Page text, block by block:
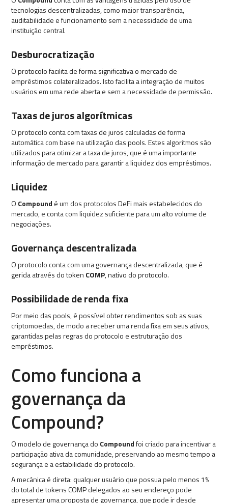
tecnologias descentralizadas, como maior transparência,
auditabilidade e funcionamento sem a necessidade de uma
instituição central.
Desburocratização
O protocolo facilita de forma significativa o mercado de
empréstimos colateralizados. Isto facilita a integração de muitos
usuários em uma rede aberta e sem a necessidade de permissão.
Taxas de juros algorítmicas
O protocolo conta com taxas de juros calculadas de forma
automática com base na utilização das pools. Estes algoritmos são
utilizados para otimizar a taxa de juros, que é uma importante
informação de mercado para garantir a liquidez dos empréstimos.
Liquidez
O Compound é um dos protocolos DeFi mais estabelecidos do
mercado, e conta com liquidez suficiente para um alto volume de
negociações.
Governança descentralizada
O protocolo conta com uma governança descentralizada, que é
gerida através do token COMP, nativo do protocolo.
Possibilidade de renda fixa
Por meio das pools, é possível obter rendimentos sob as suas
criptomoedas, de modo a receber uma renda fixa em seus ativos,
garantidas pelas regras do protocolo e estruturação dos
empréstimos.
Como funciona a
governança da
Compound?
O modelo de governança do Compoundfoi criado para incentivar a
participação ativa da comunidade, preservando ao mesmo tempo a
segurança e a estabilidade do protocolo.
A mecânica é direta: qualquer usuário que possua pelo menos 1%
do total de tokens COMP delegados ao seu endereço pode
apresentar uma proposta de governança, que pode ir desde